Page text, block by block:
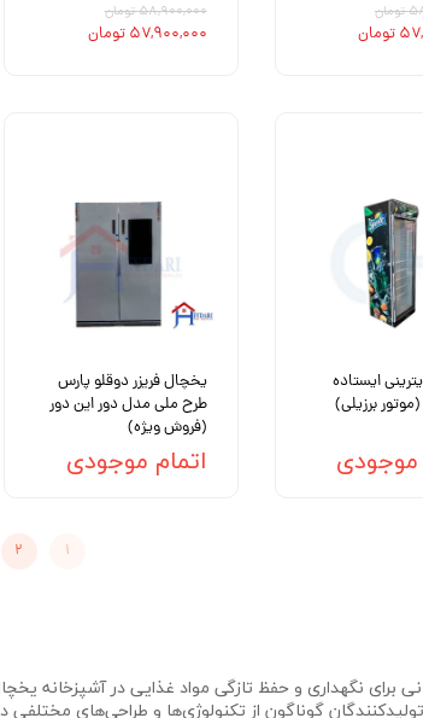
۵۸,۹۰۰,۰۰۰ تومان
۵۷,۹۰۰,۰۰۰ تومان
ایستاده
عرض ۷۰ (موتور برزیلی)
موجودی
یخچال فریزر دوقلو پارس
طرح ملی مدل دور این دور
(فروش ویژه)
اتمام موجودی
۱ ۲
برای نگهداری و حفظ تازگی مواد غذایی در آشپزخانه
تولیدکنندگان گوناگون از تکنولوژی‌ها و طراحی‌های